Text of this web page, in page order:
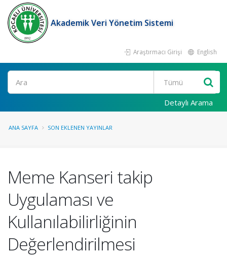
Akademik Veri Yönetim Sistemi
Araştırmacı Girişi English
Ara
Detaylı Arama
ANA SAYFA SON EKLENEN YAYINLAR
Meme Kanseri takip
Uygulaması ve
Kullanılabilirliğinin
Değerlendirilmesi